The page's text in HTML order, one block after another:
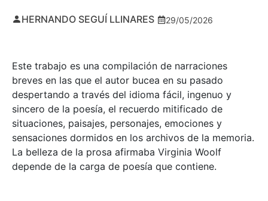
HERNANDO SEGUÍ LLINARES 29/05/2026
Este trabajo es una compilación de narraciones
breves en las que el autor bucea en su pasado
despertando a través del idioma fácil, ingenuo y
sincero de la poesía, el recuerdo mitificado de
situaciones, paisajes, personajes, emociones y
sensaciones dormidos en los archivos de la memoria.
La belleza de la prosa afirmaba Virginia Woolf
depende de la carga de poesía que contiene.